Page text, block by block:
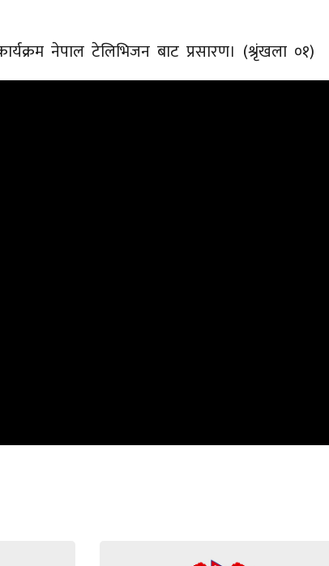
नेपाल टेलिभिजन बाट प्रसारण। (श्रृंखला ०१)